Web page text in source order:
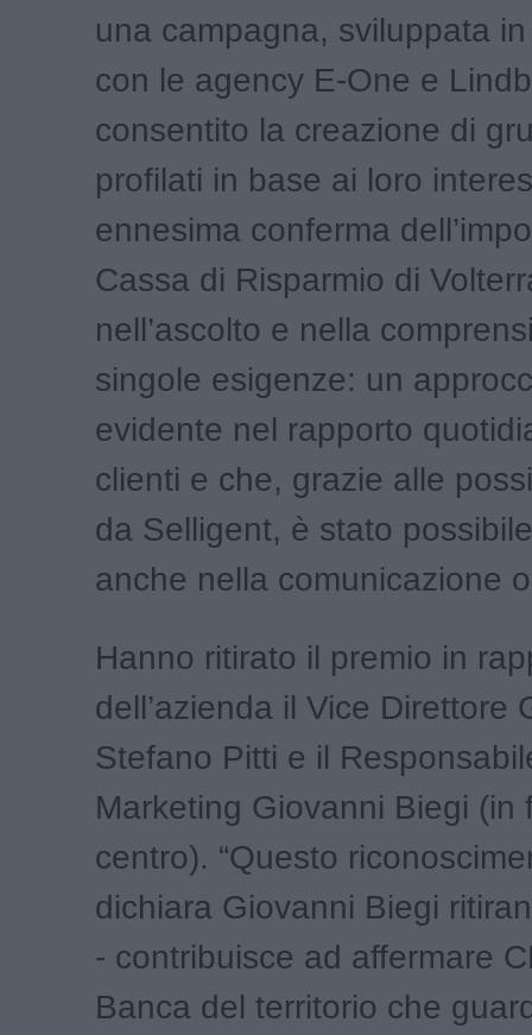
una campagna, sviluppata
con le agency E-One e
consentito la creazione di
profilati in base ai loro
ennesima conferma
Cassa di Risparmio di
nell’ascolto e nella
singole esigenze: un
evidente nel rapporto
clienti e che, grazie alle
da Selligent, è stato
anche nella comunicazione
Hanno ritirato il premio in
dell’azienda il Vice Direttore
Stefano Pitti e il
Marketing Giovanni Biegi (in
centro). “Questo
dichiara Giovanni Biegi
- contribuisce ad affermare
Banca del territorio che